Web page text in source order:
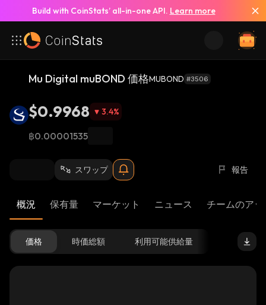
Build with CoinStats’ all-in-one API. Learn more
Mu Digital muBOND 価格MUBOND #3506
$0.9968 3.4%
฿0.00001535
スワップ 報告
概況 保有量 マーケット ニュース チームのア
価格 時価総額 利用可能供給量